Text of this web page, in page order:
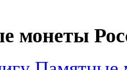
монеты